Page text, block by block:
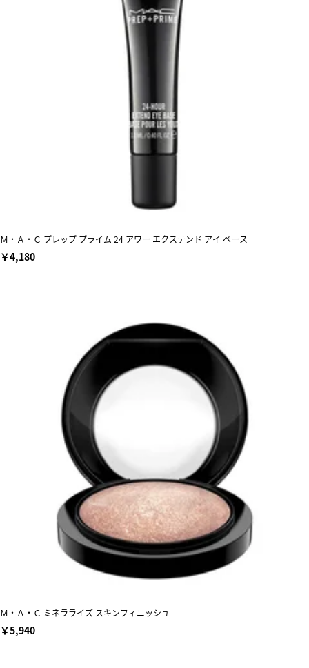
Ｍ・Ａ・Ｃ プレップ プライム 24 アワー エクステンド アイ ベース
￥4,180
Ｍ・Ａ・Ｃ ミネラライズ スキンフィニッシュ
￥5,940